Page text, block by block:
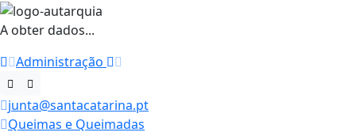
A obter dados...
Administração
junta@santacatarina.pt
Queimas e Queimadas